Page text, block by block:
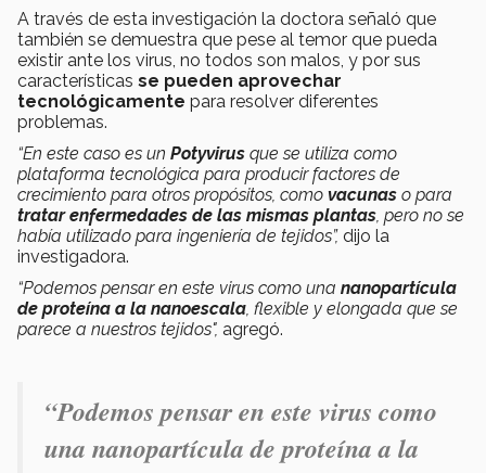
A través de esta investigación la doctora señaló que
también se demuestra que pese al temor que pueda
existir ante los virus, no todos son malos, y por sus
características se pueden aprovechar
tecnológicamente para resolver diferentes
problemas.
“En este caso es un Potyvirus que se utiliza como
plataforma tecnológica para producir factores de
crecimiento para otros propósitos, como vacunas o para
tratar enfermedades de las mismas plantas, pero no se
había utilizado para ingeniería de tejidos”, dijo la
investigadora.
“Podemos pensar en este virus como una nanopartícula
de proteína a la nanoescala, flexible y elongada que se
parece a nuestros tejidos", agregó.
“Podemos pensar en este virus como
una nanopartícula de proteína a la